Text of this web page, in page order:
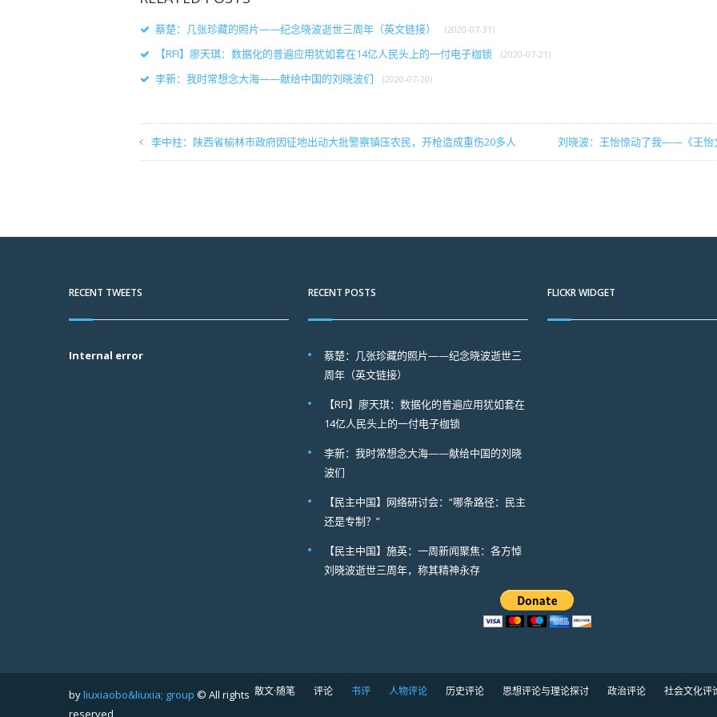
蔡楚：几张珍藏的照片——纪念晓波逝世三周年（英文链接） (2020-07-31)
【RFI】廖天琪：数据化的普遍应用犹如套在14亿人民头上的一付电子枷锁 (2020-07-21)
李新：我时常想念大海——献给中国的刘晓波们 (2020-07-20)
李中柱：陕西省榆林市政府因征地出动大批警察镇压农民，开枪造成重伤20多人 刘晓波：王怡惊动了我——《王怡
RECENT TWEETS
Internal error
RECENT POSTS
蔡楚：几张珍藏的照片——纪念晓波逝世三
周年（英文链接）
【RFI】廖天琪：数据化的普遍应用犹如套在
14亿人民头上的一付电子枷锁
李新：我时常想念大海——献给中国的刘晓
波们
【民主中国】网络研讨会：“哪条路径：民主
还是专制？”
【民主中国】施英：一周新闻聚焦：各方悼
刘晓波逝世三周年，称其精神永存
FLICKR WIDGET
byliuxiaobo&liuxia; group © All rights
reserved
散文·随笔 评论 书评 人物评论 历史评论 思想评论与理论探讨 政治评论 社会文化评